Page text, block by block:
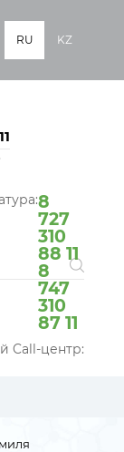
RU KZ
8
727
310
88 11
8
747
310
87 11
Call-центр: